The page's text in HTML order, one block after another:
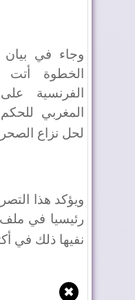
وجاء في بيان
الخطوة أتت
الفرنسية
المغربي
لحل نزاع
ويؤكد هذا
رئيسيا في ملف
نفيها ذلك في
✖